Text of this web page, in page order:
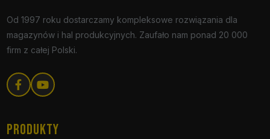
Od 1997 roku dostarczamy kompleksowe rozwiązania dla
magazynów i hal produkcyjnych. Zaufało nam ponad 20 000
firm z całej Polski.
PRODUKTY